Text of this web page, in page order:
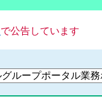
で公告しています